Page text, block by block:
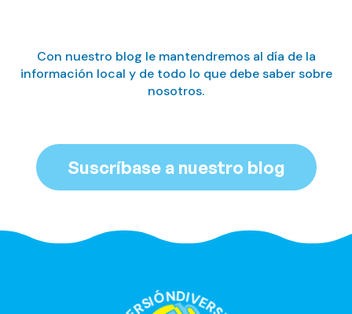
Con nuestro blog le mantendremos al día de la
información local y de todo lo que debe saber sobre
nosotros.
Suscríbase a nuestro blog